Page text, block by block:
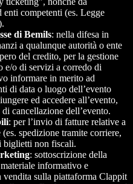
competenti (es. Legge
.
di Bemils: nella difesa in
a qualunque autorità o ente
del credito, per la gestione
e/o di servizi a corredo di
informare in merito ad
di data o luogo dell’evento
ed accedere all’evento,
cancellazione dell’evento.
: per l’invio di fatture relative a
spedizione tramite corriere,
biglietti non fiscali.
: sottoscrizione della
informativo e
sulla piattaforma Clappit